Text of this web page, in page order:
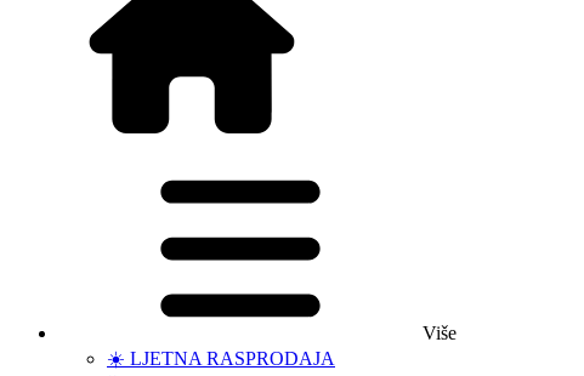
Više
☀️ LJETNA RASPRODAJA